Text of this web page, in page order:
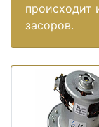
происходит
засоров.